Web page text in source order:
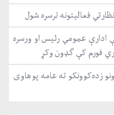
فعالیتونه ترسره شول
ادارې عمومي رئیس او ورسره
زده‌کوونکو ته عامه پوهاوی